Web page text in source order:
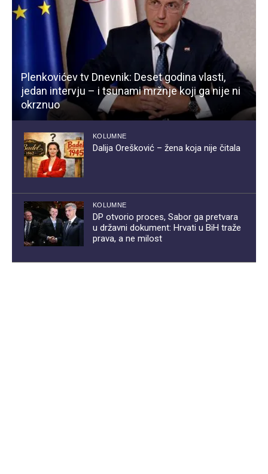
Plenkovićev tv Dnevnik: Deset godina vlasti,
jedan intervju – i tsunami mržnje koji ga nije ni
okrznuo
KOLUMNE
Dalija Orešković – žena koja nije čitala
KOLUMNE
DP otvorio proces, Sabor ga pretvara
u državni dokument: Hrvati u BiH traže
prava, a ne milost